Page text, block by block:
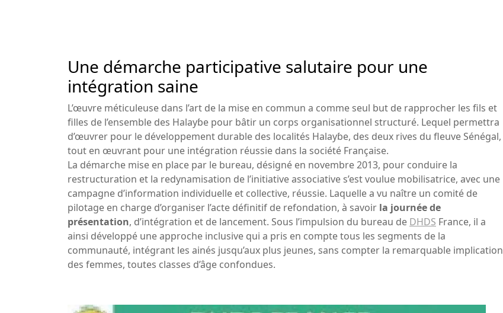
Une démarche participative salutaire pour une
intégration saine
L’œuvre méticuleuse dans l’art de la mise en commun a comme seul but de rapprocher les fils et
filles de l’ensemble des Halayɓe pour bâtir un corps organisationnel structuré. Lequel permettra
d’œuvrer pour le développement durable des localités Halayɓe, des deux rives du fleuve Sénégal,
tout en œuvrant pour une intégration réussie dans la société Française.
La démarche mise en place par le bureau, désigné en novembre 2013, pour conduire la
restructuration et la redynamisation de l’initiative associative s’est voulue mobilisatrice, avec une
campagne d’information individuelle et collective, réussie. Laquelle a vu naître un comité de
pilotage en charge d’organiser l’acte définitif de refondation, à savoir la journée de
présentation, d’intégration et de lancement. Sous l’impulsion du bureau de DHDS France, il a
ainsi développé une approche inclusive qui a pris en compte tous les segments de la
communauté, intégrant les ainés jusqu’aux plus jeunes, sans compter la remarquable implication
des femmes, toutes classes d’âge confondues.